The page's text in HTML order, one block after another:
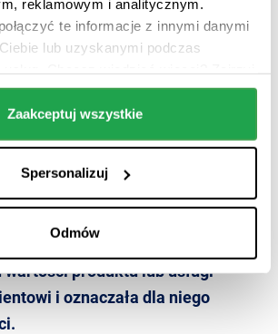
reklamowym i analitycznym.
te informacje z innymi danymi
lub uzyskanymi podczas
Prywatności i RODO.
Zaakceptuj wszystkie
Spersonalizuj
Odmów
selling!
świadomość istnienia innych,
a często niewiele droższych
będzie bardziej zadowolony z
realnie polegała na
wartości produktu lub usługi
i oznaczała dla niego